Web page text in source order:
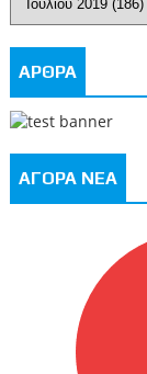
ΑΡΘΡΑ
ΑΓΟΡΑ ΝΕΑ